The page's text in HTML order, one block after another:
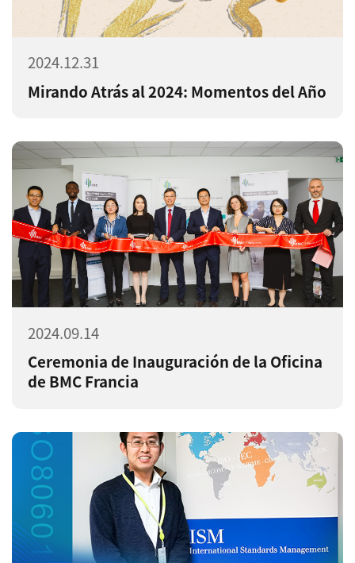
2024.12.31
Mirando Atrás al 2024: Momentos del Año
2024.09.14
Ceremonia de Inauguración de la Oficina
de BMC Francia